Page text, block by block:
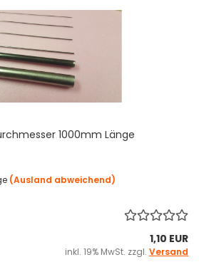
1000mm Länge
(Ausland abweichend)
1,10 EUR
inkl. 19% MwSt. zzgl. Versand